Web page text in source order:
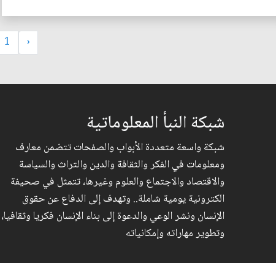
‹
1
شبكة النبأ المعلوماتية
شبكة واسعة متعددة الأبواب والصفحات تتضمن معارف
ومعلومات في الفكر والثقافة والدين والتراث والسياسة
والاقتصاد والاجتماع والعلوم وغيرها، تتمثل في صحيفة
الكترونية يومية شاملة.. وتهدف إلى الدفاع عن حقوق
الإنسان ونشر الوعي والدعوة إلى بناء الإنسان فكريا وثقافيا،
وتطوير مهاراته وإمكانياته